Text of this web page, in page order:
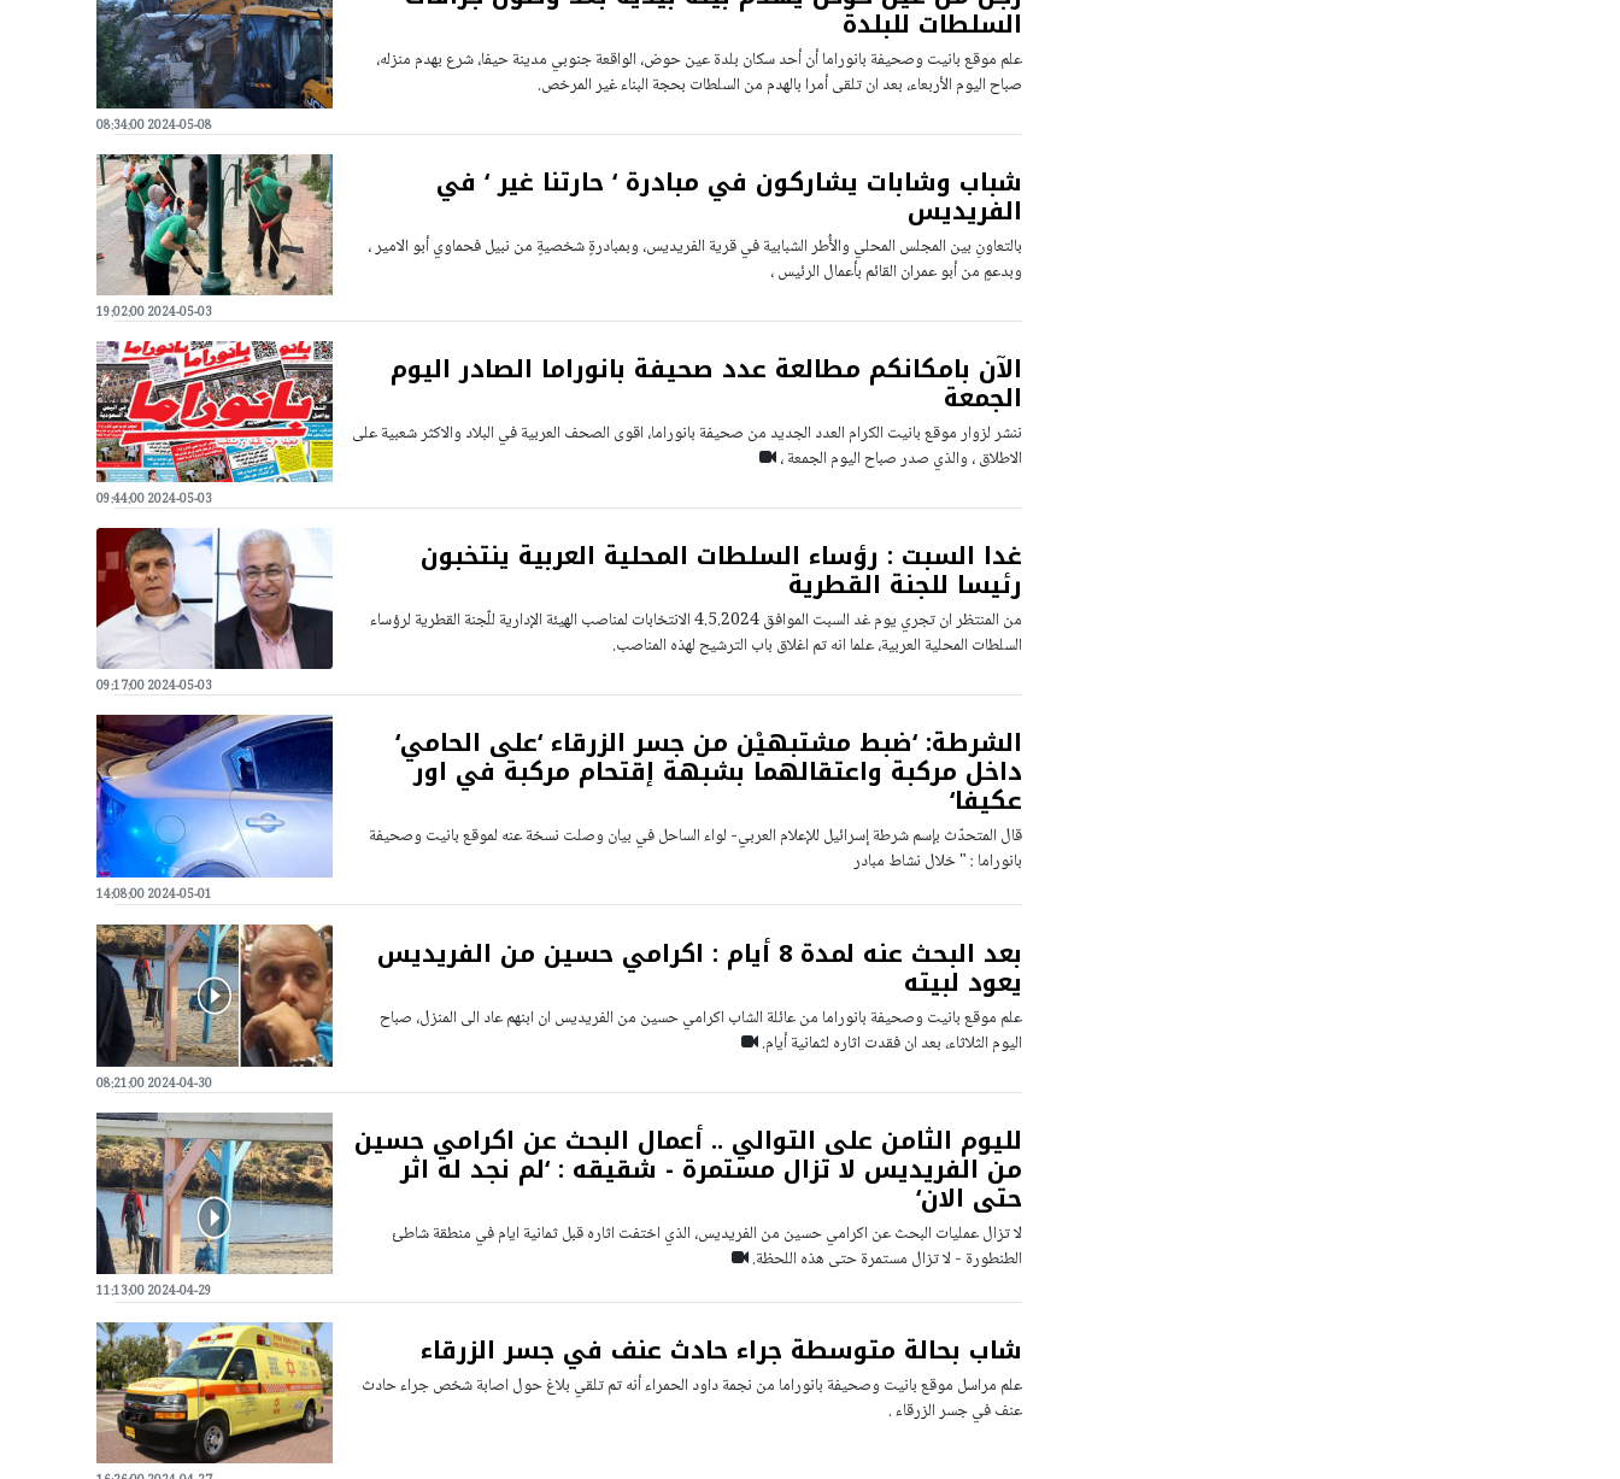
السلطات للبلدة
علم موقع بانيت وصحيفة بانوراما أن أحد سكان بلدة عين حوض، الواقعة جنوبي مدينة حيفا، شرع بهدم منزله،
صباح اليوم الأربعاء، بعد ان تلقى أمرا بالهدم من السلطات بحجة البناء غير المرخص.
2024-05-08 08:34:00
شباب وشابات يشاركون في مبادرة ‘ حارتنا غير ‘ في
الفريديس
بالتعاونِ بين المجلس المحلي والأُطر الشبابية في قرية الفريديس، وبمبادرةٍ شخصيةٍ من نبيل فحماوي أبو الامير ،
وبدعمٍ من أبو عمران القائم بأعمال الرئيس ،
2024-05-03 19:02:00
الآن بامكانكم مطالعة عدد صحيفة بانوراما الصادر اليوم
الجمعة
ننشر لزوار موقع بانيت الكرام العدد الجديد من صحيفة بانوراما، اقوى الصحف العربية في البلاد والاكثر شعبية على
الاطلاق ، والذي صدر صباح اليوم الجمعة ،
2024-05-03 09:44:00
غدا السبت : رؤساء السلطات المحلية العربية ينتخبون
رئيسا للجنة القطرية
من المنتظر ان تجري يوم غد السبت الموافق 4.5.2024 الانتخابات لمناصب الهيئة الإدارية للّجنة القطرية لرؤساء
السلطات المحلية العربية، علما انه تم اغلاق باب الترشيح لهذه المناصب.
2024-05-03 09:17:00
الشرطة: ‘ضبط مشتبهيْن من جسر الزرقاء ‘على الحامي‘
داخل مركبة واعتقالهما بشبهة إقتحام مركبة في اور
عكيفا‘
قال المتحدّث بإسم شرطة إسرائيل للإعلام العربي- لواء الساحل في بيان وصلت نسخة عنه لموقع بانيت وصحيفة
بانوراما : " خلال نشاط مبادر
2024-05-01 14:08:00
بعد البحث عنه لمدة 8 أيام : اكرامي حسين من الفريديس
يعود لبيته
علم موقع بانيت وصحيفة بانوراما من عائلة الشاب اكرامي حسين من الفريديس ان ابنهم عاد الى المنزل، صباح
اليوم الثلاثاء، بعد ان فقدت اثاره لثمانية أيام.
2024-04-30 08:21:00
لليوم الثامن على التوالي .. أعمال البحث عن اكرامي حسين
من الفريديس لا تزال مستمرة - شقيقه : ‘لم نجد له اثر
حتى الان‘
لا تزال عمليات البحث عن اكرامي حسين من الفريديس، الذي اختفت اثاره قبل ثمانية ايام في منطقة شاطئ
الطنطورة - لا تزال مستمرة حتى هذه اللحظة.
2024-04-29 11:13:00
شاب بحالة متوسطة جراء حادث عنف في جسر الزرقاء
علم مراسل موقع بانيت وصحيفة بانوراما من نجمة داود الحمراء أنه تم تلقي بلاغ حول اصابة شخص جراء حادث
عنف في جسر الزرقاء .